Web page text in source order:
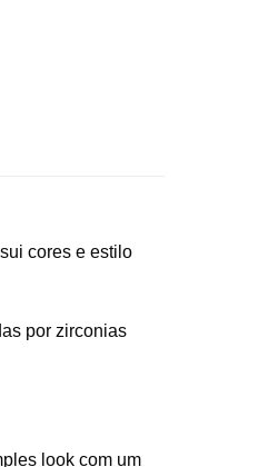
cores e estilo
por zirconias
look com um